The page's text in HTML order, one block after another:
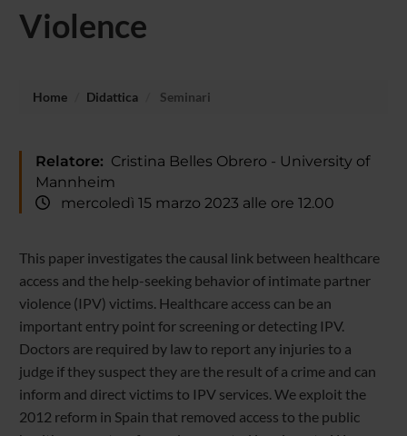
Violence
Home Didattica Seminari
Relatore: Cristina Belles Obrero - University of
Mannheim
mercoledì 15 marzo 2023 alle ore 12.00
This paper investigates the causal link between healthcare
access and the help-seeking behavior of intimate partner
violence (IPV) victims. Healthcare access can be an
important entry point for screening or detecting IPV.
Doctors are required by law to report any injuries to a
judge if they suspect they are the result of a crime and can
inform and direct victims to IPV services. We exploit the
2012 reform in Spain that removed access to the public